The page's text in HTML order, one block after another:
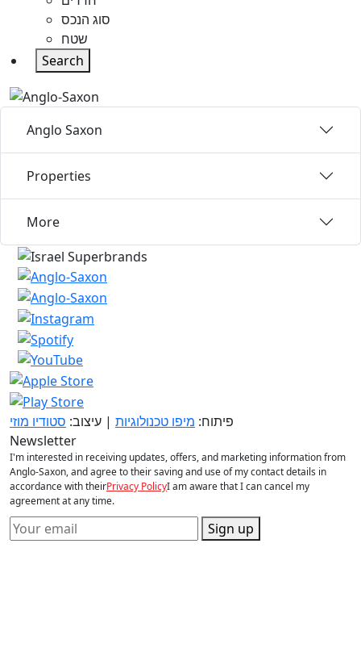
סוג הנכס
שטח
Search
Anglo Saxon
Properties
More
פיתוח: מיפו טכנולוגיות | עיצוב: סטודיו מוזי
Newsletter
I'm interested in receiving updates, offers, and marketing information from
Anglo-Saxon, and agree to their saving and use of my contact details in
accordance with theirPrivacy PolicyI am aware that I can cancel my
agreement at any time.
Sign up